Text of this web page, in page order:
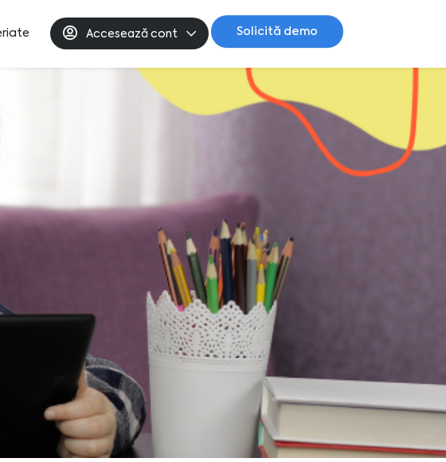
Accesează cont Solicită demo